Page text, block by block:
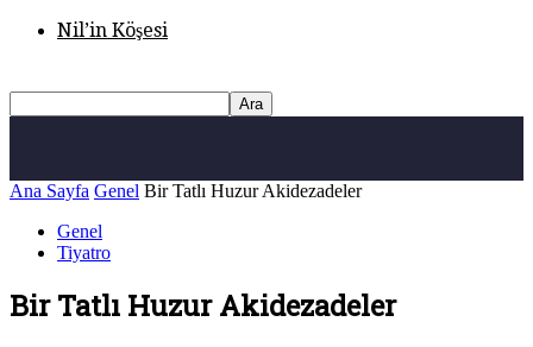
Nil’in Köşesi
Ana Sayfa Genel Bir Tatlı Huzur Akidezadeler
Genel
Tiyatro
Bir Tatlı Huzur Akidezadeler